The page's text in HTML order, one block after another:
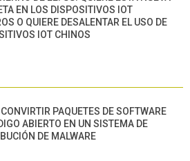
EN LOS DISPOSITIVOS IOT
O QUIERE DESALENTAR EL USO DE
IOT CHINOS
PAQUETES DE SOFTWARE
ABIERTO EN UN SISTEMA DE
DE MALWARE